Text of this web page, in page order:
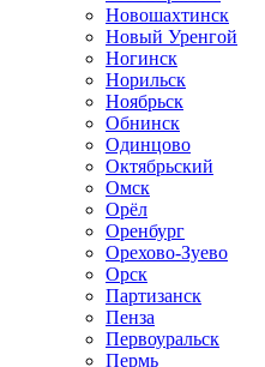
Новошахтинск
Новый Уренгой
Ногинск
Норильск
Ноябрьск
Обнинск
Одинцово
Октябрьский
Омск
Орёл
Оренбург
Орехово-Зуево
Орск
Партизанск
Пенза
Первоуральск
Пермь